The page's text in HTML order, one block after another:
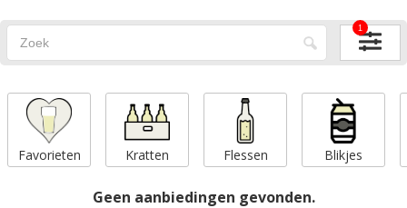
1
Favorieten Kratten Flessen Blikjes
Geen aanbiedingen gevonden.